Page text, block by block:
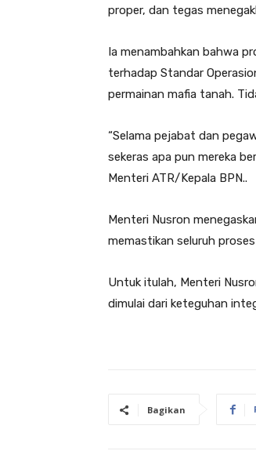
proper, dan tegas
Ia menambahkan bahwa
terhadap Standar
permainan mafia tanah.
“Selama pejabat dan
sekeras apa pun mereka
Menteri ATR/Kepala BPN..
Menteri Nusron
memastikan seluruh
Untuk itulah, Menteri
dimulai dari keteguhan
Bagikan